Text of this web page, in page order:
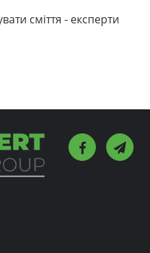
сміття - експерти